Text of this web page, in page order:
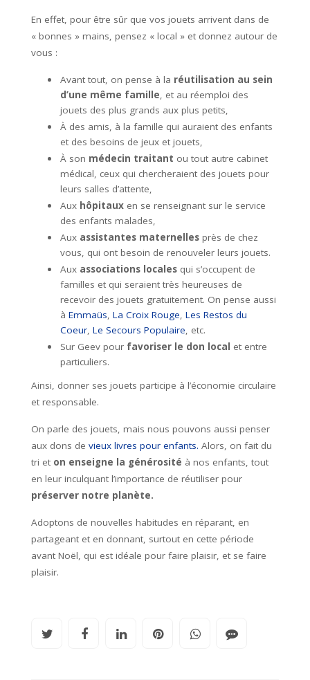
En effet, pour être sûr que vos jouets arrivent dans de
« bonnes » mains, pensez « local » et donnez autour de
vous :
Avant tout, on pense à la réutilisation au sein
d’une même famille, et au réemploi des
jouets des plus grands aux plus petits,
À des amis, à la famille qui auraient des enfants
et des besoins de jeux et jouets,
À son médecin traitant ou tout autre cabinet
médical, ceux qui chercheraient des jouets pour
leurs salles d’attente,
Aux hôpitaux en se renseignant sur le service
des enfants malades,
Aux assistantes maternelles près de chez
vous, qui ont besoin de renouveler leurs jouets.
Aux associations locales qui s’occupent de
familles et qui seraient très heureuses de
recevoir des jouets gratuitement. On pense aussi
à Emmaüs, La Croix Rouge, Les Restos du
Coeur, Le Secours Populaire, etc.
Sur Geev pour favoriser le don local et entre
particuliers.
Ainsi, donner ses jouets participe à l’économie circulaire
et responsable.
On parle des jouets, mais nous pouvons aussi penser
aux dons de vieux livres pour enfants. Alors, on fait du
tri et on enseigne la générosité à nos enfants, tout
en leur inculquant l’importance de réutiliser pour
préserver notre planète.
Adoptons de nouvelles habitudes en réparant, en
partageant et en donnant, surtout en cette période
avant Noël, qui est idéale pour faire plaisir, et se faire
plaisir.